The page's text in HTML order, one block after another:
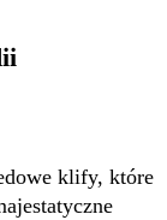
klify, które